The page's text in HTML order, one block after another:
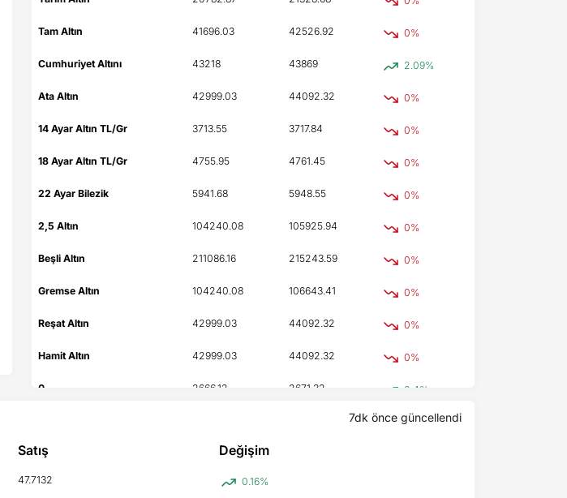
Tam Altın 41696.03 42526.92 0%
Cumhuriyet Altını 43218 43869 2.09%
Ata Altın 42999.03 44092.32 0%
14 Ayar Altın TL/Gr 3713.55 3717.84 0%
18 Ayar Altın TL/Gr 4755.95 4761.45 0%
22 Ayar Bilezik 5941.68 5948.55 0%
2,5 Altın 104240.08 105925.94 0%
Beşli Altın 211086.16 215243.59 0%
Gremse Altın 104240.08 106643.41 0%
Reşat Altın 42999.03 44092.32 0%
Hamit Altın 42999.03 44092.32 0%
0 2666.12 2671.32 0.4%
0.28%
7dk önce güncellendi
Satış Değişim
47.7132 0.16%